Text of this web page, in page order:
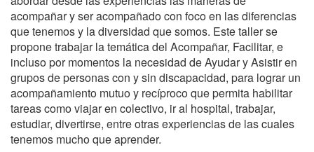
acompañar y ser acompañado con foco en las diferencias
que tenemos y la diversidad que somos. Este taller se
propone trabajar la temática del Acompañar, Facilitar, e
incluso por momentos la necesidad de Ayudar y Asistir en
grupos de personas con y sin discapacidad, para lograr un
acompañamiento mutuo y recíproco que permita habilitar
tareas como viajar en colectivo, ir al hospital, trabajar,
estudiar, divertirse, entre otras experiencias de las cuales
tenemos mucho que aprender.